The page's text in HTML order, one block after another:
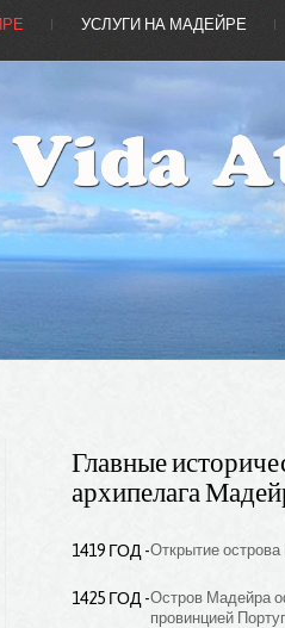
УСЛУГИ НА МАДЕЙРЕ
Главные
архипелага
1419 ГОД Открытие
1425 ГОД Остров Мадейра
провинцией